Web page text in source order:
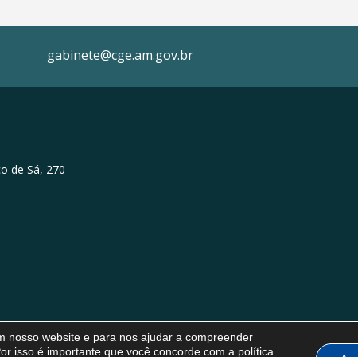
gabinete@cge.am.gov.br
de Sá, 270
nosso website e para nos ajudar a compreender
isso é importante que você concorde com a política